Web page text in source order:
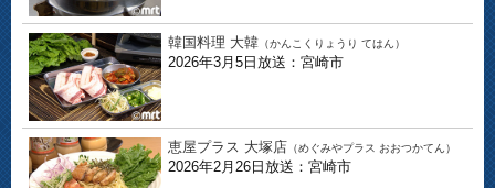
韓国料理 大韓 （かんこくりょうり てはん）
2026年3月5日放送：宮崎市
恵屋プラス 大塚店 （めぐみやプラス おおつかてん）
2026年2月26日放送：宮崎市